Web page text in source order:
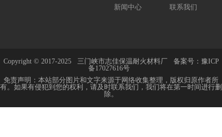
新闻中心
联系我们
Copyright © 2017-2025 三门峡市志佳保温耐火材料厂 备案号： 豫ICP
备17027616号
免责声明：本站部分图片和文字来源于网络收集整理，版权归原作者所
有。如果有侵犯到您的权利，请及时联系我们，我们将在第一时间进行删
除。